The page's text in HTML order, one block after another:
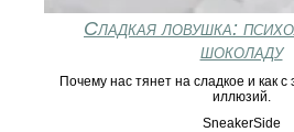
Сладкая ловушка:
шоколаду
Почему нас тянет на сладкое и как
иллюзий.
SneakerSide